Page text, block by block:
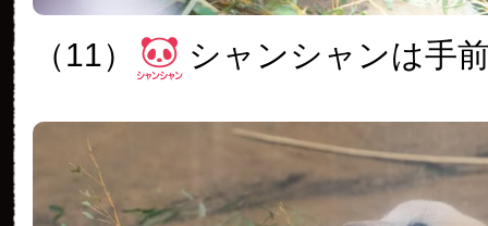
（11） シャンシャンは手